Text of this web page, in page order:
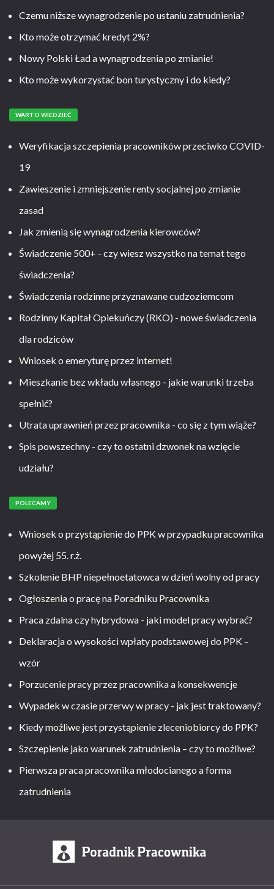
Czemu niższe wynagrodzenie po ustaniu zatrudnienia?
Kto może otrzymać kredyt 2%?
Nowy Polski Ład a wynagrodzenia po zmianie!
Kto może wykorzystać bon turystyczny i do kiedy?
WARTO WIEDZIEĆ
Weryfikacja szczepienia pracowników przeciwko COVID-
19
Zawieszenie i zmniejszenie renty socjalnej po zmianie
zasad
Jak zmienią się wynagrodzenia kierowców?
Świadczenie 500+ - czy wiesz wszystko na temat tego
świadczenia?
Świadczenia rodzinne przyznawane cudzoziemcom
Rodzinny Kapitał Opiekuńczy (RKO) - nowe świadczenia
dla rodziców
Wniosek o emeryturę przez internet!
Mieszkanie bez wkładu własnego - jakie warunki trzeba
spełnić?
Utrata uprawnień przez pracownika - co się z tym wiąże?
Spis powszechny - czy to ostatni dzwonek na wzięcie
udziału?
POLECAMY
Wniosek o przystąpienie do PPK w przypadku pracownika
powyżej 55. r.ż.
Szkolenie BHP niepełnoetatowca w dzień wolny od pracy
Ogłoszenia o pracę na Poradniku Pracownika
Praca zdalna czy hybrydowa - jaki model pracy wybrać?
Deklaracja o wysokości wpłaty podstawowej do PPK –
wzór
Porzucenie pracy przez pracownika a konsekwencje
Wypadek w czasie przerwy w pracy - jak jest traktowany?
Kiedy możliwe jest przystąpienie zleceniobiorcy do PPK?
Szczepienie jako warunek zatrudnienia – czy to możliwe?
Pierwsza praca pracownika młodocianego a forma
zatrudnienia